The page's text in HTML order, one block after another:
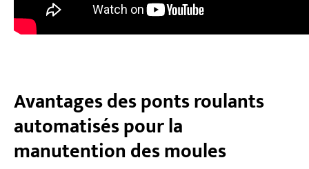
Avantages des ponts roulants
automatisés pour la
manutention des moules